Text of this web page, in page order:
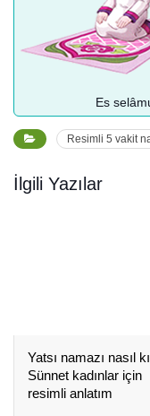
Es
Resimli 5 vakit
İlgili Yazılar
Yatsı namazı nasıl
Sünnet kadınlar için
resimli anlatım